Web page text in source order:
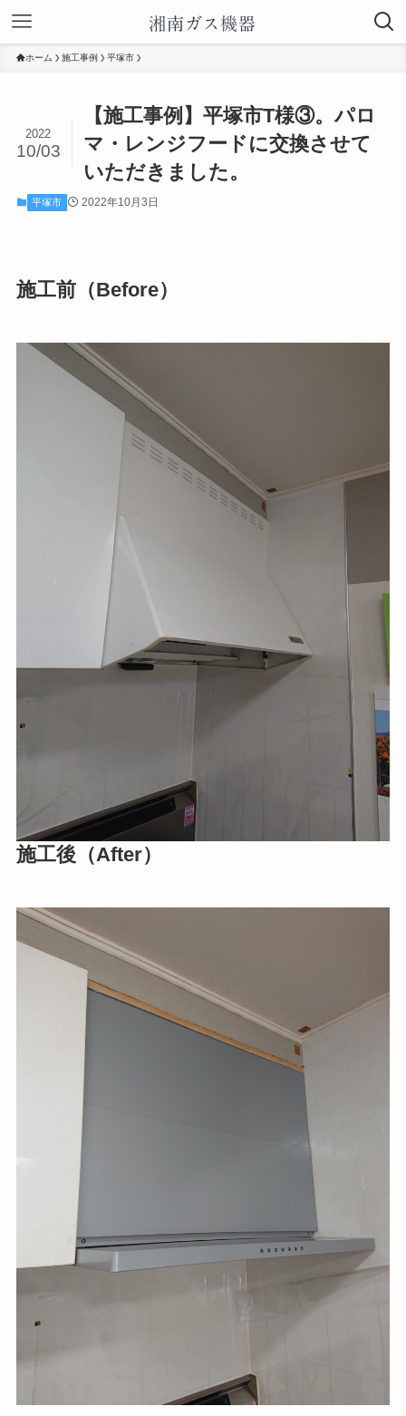
ホーム 施工事例 平塚市
【施工事例】平塚市T様③。パロ
マ・レンジフードに交換させて
いただきました。
2022
10/03
平塚市 2022年10月3日
施工前（Before）
施工後（After）